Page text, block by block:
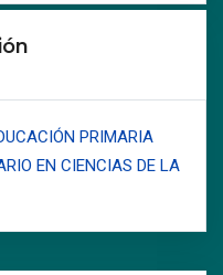
PRIMARIA
EN CIENCIAS DE LA